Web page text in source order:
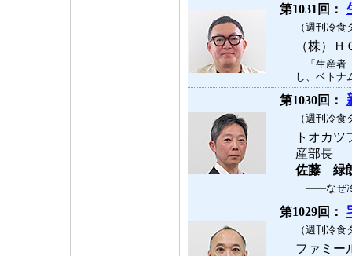
第1031回：
（週刊冷
（株）
「生産者
し、ベトナ
第1030回：
（週刊冷
トオカ
産部長
佐藤 緑
――なぜ冷
第1029回：
（週刊冷
ファミ